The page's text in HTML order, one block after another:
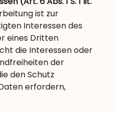
ist zur
Interessen des
eines Dritten
die Interessen oder
der
den Schutz
erfordern,